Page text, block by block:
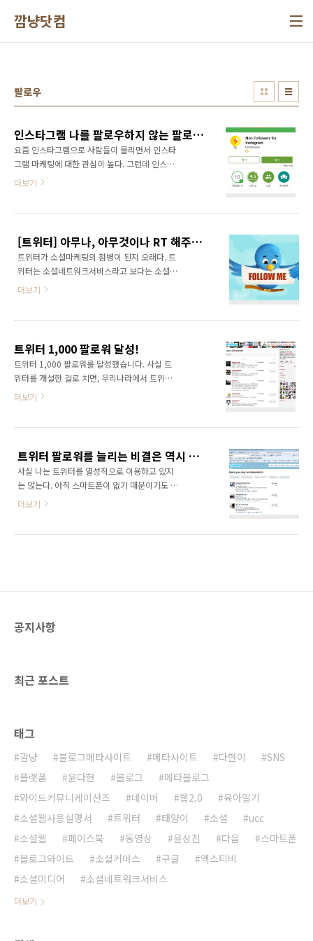
깜냥닷컴
팔로우
인스타그램 나를 팔로우하지 않는 팔로워 관리하기
요즘 인스타그램으로 사람들이 몰리면서 인스타
그램 마케팅에 대한 관심이 높다. 그런데 인스타
그램에 로그인하게 되면 기본적으로 페이스북
팔, 맞팔 등의 활동을 하기도 한다. 그런데 문제
는 내가 먼저 팔로우를 하게 되면 팔로워보다 팔
로잉 숫자가 너무 많아지는 현상이 발생한다는
점이다. 즉 언팔로워들이 너무 많으면 신뢰도가
하지 않는 사람들을 관리해줄 필요가 있다. 인스
아보다 보니 괜찮은 앱이 있어서 소개한다. Non
Followers..
더보기
[트위터] 아무나, 아무것이나 RT 해주지는 않는다.
트위터가 소셜마케팅의 첨병이 된지 오래다. 트
위터는 소셜네트워크서비스라고 보다는 소셜미
디어, 더 나아가서는 정보유통의 채널이 되었다.
보, 누군가에게 알리고 싶은 트윗을 보면 그것을
자신의 팔로워에게 다시 보내주는 기능이다. 이
와 같은 RT가 소셜 네트워크를 타고 파도타기를
하게 되면 급속하게 정보가 확산된다. 하지만...
좋은 정보이고 많은 사람에게 알려야 하는 정보
한 사람의 정보, 소식 등을 RT해주는 것이다. 가
령 누군가 책을..
더보기
트위터 1,000 팔로워 달성!
트위터 1,000 팔로워를 달성했습니다. 사실 트
위터를 개설한 걸로 치면, 우리나라에서 트위터
가 인기를 끌기 전에 개설을 했으니 꽤 오래 되었
를 늘리는 일이었습니다. 본격적으로 팔로워를
늘리기 시작한 한달만에 1,000명을 달성했네요
~ ^^ 그런데 제가 팔로우하고 있는 트위터리안
이 1,494명? 열심히 팔로우하면서 맞팔해달라
는 500명 가량의 트위터리안님! 어여 맞팔해주
더보기
트위터 팔로워를 늘리는 비결은 역시 유명인을 팔로우하는 거였군...
사실 나는 트위터를 열성적으로 이용하고 있지
는 않는다. 아직 스마트폰이 없기 때문이기도 하
지만 트위터보다는 블로그에 더 많은 애정이 있
람보다 100명 가량 많은 상태이다. 그러던중 트
더보기
공지사항
최근 포스트
태그
깜냥 블로그메타사이트 메타사이트 다현이
SNS
플랫폼
윤다현 블로그
메타블로그
와이드커뮤니케이션즈
네이버 웹2.0
육아일기
소셜웹사용설명서
트위터 태양이 소셜
ucc
소셜웹
페이스북 동영상 윤상진 다음
스마트폰
블로그와이드
소셜커머스 구글
엑스티비
소셜미디어
소셜네트워크서비스
더보기